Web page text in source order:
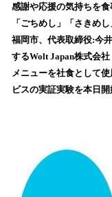
！
数
を
読
込
み
感謝や応援の気持ちを
「ごちめし」「さきめ
福岡市、代表取締役:今
するWolt Japan株式会
メニューを社食として
ビスの実証実験を本日